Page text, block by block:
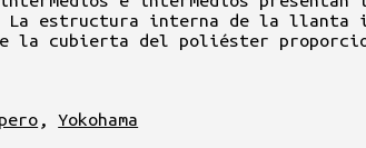
La estructura interna de la llanta
cubierta del poliéster
,Yokohama